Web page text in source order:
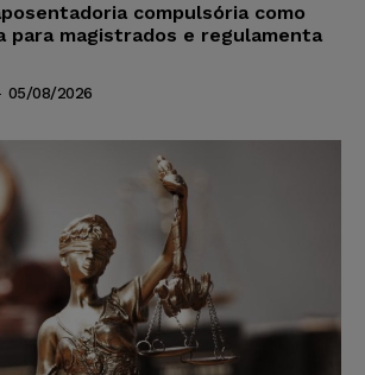
compulsória como
para magistrados e regulamenta
05/08/2026